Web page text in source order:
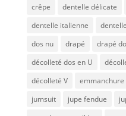
crêpe
dentelle délicate
dentelle italienne
dos nu
drapé drapé
décolleté dos en U
décolleté V
jumsuit
jupe fendue